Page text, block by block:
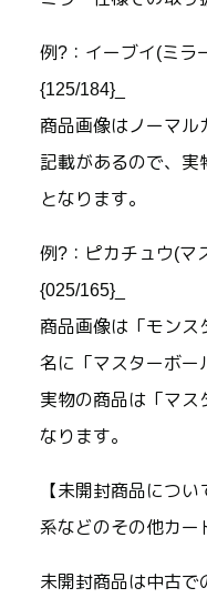
例?：イーブイ(ミラ
{125/184}_
商品画像はノーマル
記載があるので、実
となります。
例?：ピカチュウ(マ
{025/165}_
商品画像は「モンス
名に「マスターボー
実物の商品は「マス
なります。
【未開封商品につ
系などのその他カー
未開封商品は中古で